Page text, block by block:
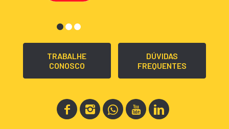
TRABALHE
CONOSCO
DÚVIDAS
FREQUENTES